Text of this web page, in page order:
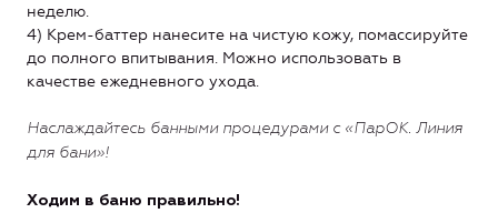
неделю.
4) Крем-баттер нанесите на чистую кожу, помассируйте
до полного впитывания. Можно использовать в
качестве ежедневного ухода.
Наслаждайтесь банными процедурами с «ПарОК. Линия
для бани»!
Ходим в баню правильно!